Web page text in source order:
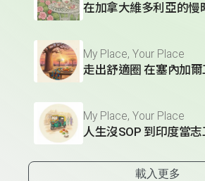
在加拿大維多利亞的慢
My Place, Your Place
走出舒適圈 在塞內加
My Place, Your Place
載入更多